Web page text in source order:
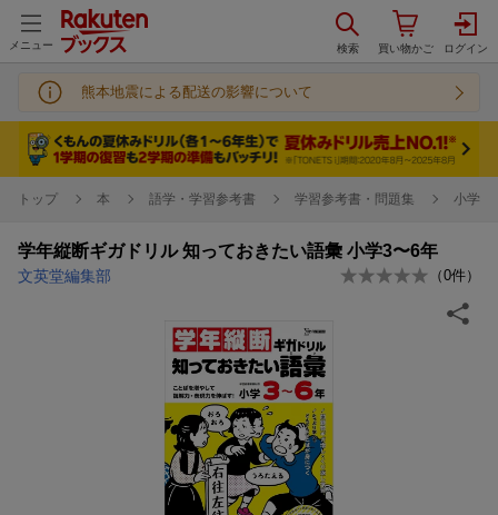
メニュー
熊本地震による配送の影響について
トップ 本 語学・学習参考書 学習参考書・問題集 小学校
学年縦断ギガドリル 知っておきたい語彙 小学3〜6年
文英堂編集部 （0件）